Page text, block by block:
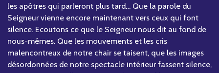
les apôtres qui parleront plus tard… Que la parole du
Seigneur vienne encore maintenant vers ceux qui font
silence. Ecoutons ce que le Seigneur nous dit au fond de
nous-mêmes. Que les mouvements et les cris
malencontreux de notre chair se taisent, que les images
désordonnées de notre spectacle intérieur fassent silence,